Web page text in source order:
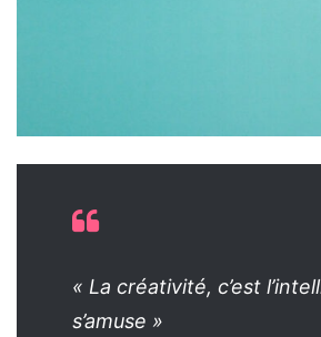
« La créativité, c’est
s’amuse »